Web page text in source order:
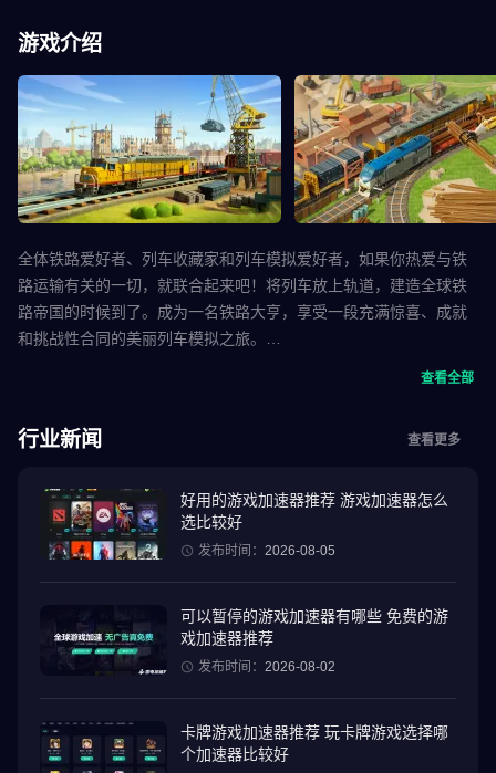
游戏介绍
全体铁路爱好者、列车收藏家和列车模拟爱好者，如果你热爱与铁
路运输有关的一切，就联合起来吧！将列车放上轨道，建造全球铁
路帝国的时候到了。成为一名铁路大亨，享受一段充满惊喜、成就
和挑战性合同的美丽列车模拟之旅。
开发车站，生产各种产品，因为有些承包商可能会需要原材料以外
升级列车很方便，因为升级后的列车组在完成合同时更强大，可以
节省很多时间！你知道有稀有列车类别吗？列车越罕见，牵引力就
TrainStation 2 特色：
▶ 拥有铁路运输史上最受欢迎的列车
▶ 根据自己的战略协调和调度列车
▶ 加强车站建设，建设更大更好的铁路设施
查看全部
行业新闻 查看更多
好用的游戏加速器推荐 游戏加速器怎么
选比较好
发布时间： 2026-08-05
可以暂停的游戏加速器有哪些 免费的游
戏加速器推荐
发布时间： 2026-08-02
卡牌游戏加速器推荐 玩卡牌游戏选择哪
个加速器比较好